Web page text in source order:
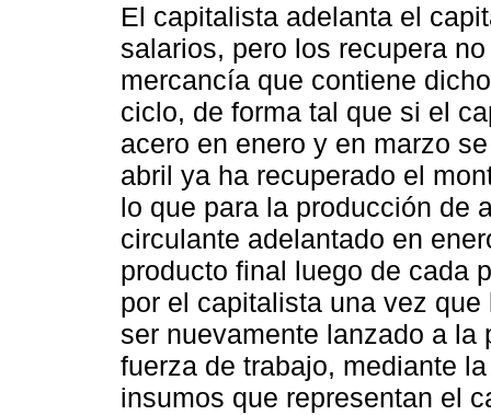
El capitalista adelanta el
salarios, pero los recupera
mercancía que contiene
ciclo, de forma tal que si el
acero en enero y en marzo
abril ya ha recuperado el
lo que para la producción de
circulante adelantado en
producto final luego de cada
por el capitalista una vez
ser nuevamente lanzado a
fuerza de trabajo, mediante
insumos que representan el